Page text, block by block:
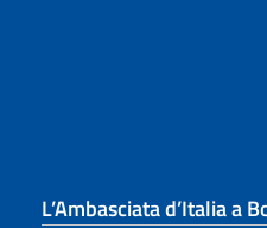
L’Ambasciata d’Italia a